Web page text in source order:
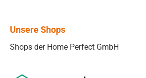
Unsere Shops
Shops der Home Perfect GmbH